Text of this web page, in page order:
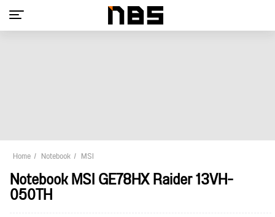
Home Notebook MSI
Notebook MSI GE78HX Raider 13VH-
050TH